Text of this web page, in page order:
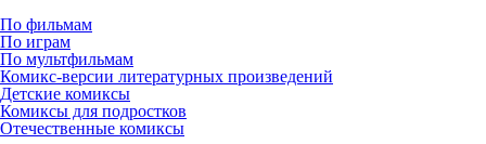
По фильмам
По играм
По мультфильмам
Комикс-версии литературных произведений
Детские комиксы
Комиксы для подростков
Отечественные комиксы